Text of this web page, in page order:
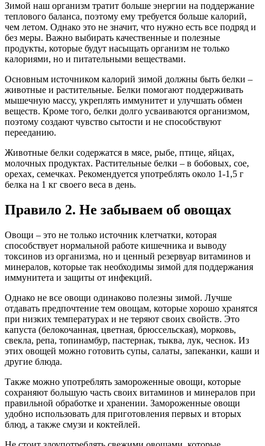
Зимой наш организм тратит больше энергии на поддержание
теплового баланса, поэтому ему требуется больше калорий,
чем летом. Однако это не значит, что нужно есть все подряд и
без меры. Важно выбирать качественные и полезные
продукты, которые будут насыщать организм не только
калориями, но и питательными веществами.
Основным источником калорий зимой должны быть белки –
животные и растительные. Белки помогают поддерживать
мышечную массу, укреплять иммунитет и улучшать обмен
веществ. Кроме того, белки долго усваиваются организмом,
поэтому создают чувство сытости и не способствуют
перееданию.
Животные белки содержатся в мясе, рыбе, птице, яйцах,
молочных продуктах. Растительные белки – в бобовых, сое,
орехах, семечках. Рекомендуется употреблять около 1-1,5 г
белка на 1 кг своего веса в день.
Правило 2. Не забываем об овощах
Овощи – это не только источник клетчатки, которая
способствует нормальной работе кишечника и выводу
токсинов из организма, но и ценный резервуар витаминов и
минералов, которые так необходимы зимой для поддержания
иммунитета и защиты от инфекций.
Однако не все овощи одинаково полезны зимой. Лучше
отдавать предпочтение тем овощам, которые хорошо хранятся
при низких температурах и не теряют своих свойств. Это
капуста (белокочанная, цветная, брюссельская), морковь,
свекла, репа, топинамбур, пастернак, тыква, лук, чеснок. Из
этих овощей можно готовить супы, салаты, запеканки, каши и
другие блюда.
Также можно употреблять замороженные овощи, которые
сохраняют большую часть своих витаминов и минералов при
правильной обработке и хранении. Замороженные овощи
удобно использовать для приготовления первых и вторых
блюд, а также смузи и коктейлей.